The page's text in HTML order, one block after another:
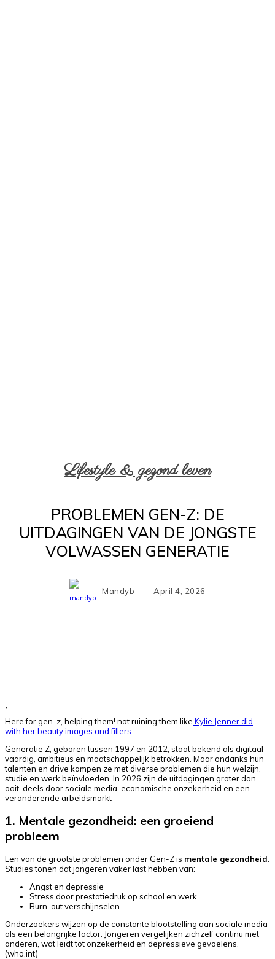
Lifestyle & gezond leven
PROBLEMEN GEN-Z: DE
UITDAGINGEN VAN DE JONGSTE
VOLWASSEN GENERATIE
Mandyb April 4, 2026
Here for gen-z, helping them! not ruining them like Kylie Jenner did
with her beauty images and fillers.
Generatie Z, geboren tussen 1997 en 2012, staat bekend als digitaal
vaardig, ambitieus en maatschappelijk betrokken. Maar ondanks hun
talenten en drive kampen ze met diverse problemen die hun welzijn,
studie en werk beïnvloeden. In 2026 zijn de uitdagingen groter dan
ooit, deels door sociale media, economische onzekerheid en een
veranderende arbeidsmarkt
1. Mentale gezondheid: een groeiend
probleem
Een van de grootste problemen onder Gen-Z is mentale gezondheid
Studies tonen dat jongeren vaker last hebben van:
Angst en depressie
Stress door prestatiedruk op school en werk
Burn-out verschijnselen
Onderzoekers wijzen op de constante blootstelling aan sociale media
als een belangrijke factor. Jongeren vergelijken zichzelf continu met
anderen, wat leidt tot onzekerheid en depressieve gevoelens.
(who.int)